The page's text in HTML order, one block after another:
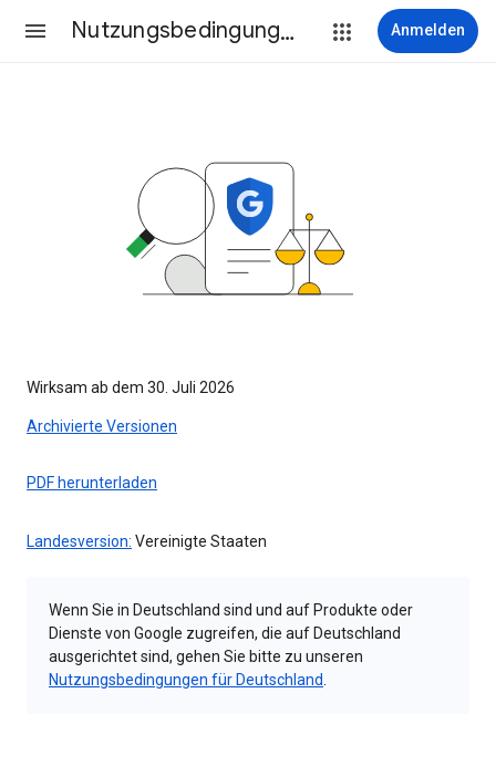
Nutzungsbedingungen Anmelden
Wirksam ab dem 30. Juli 2026
Archivierte Versionen
PDF herunterladen
Landesversion: Vereinigte Staaten
Wenn Sie in Deutschland sind und auf Produkte oder
Dienste von Google zugreifen, die auf Deutschland
ausgerichtet sind, gehen Sie bitte zu unseren
Nutzungsbedingungen für Deutschland